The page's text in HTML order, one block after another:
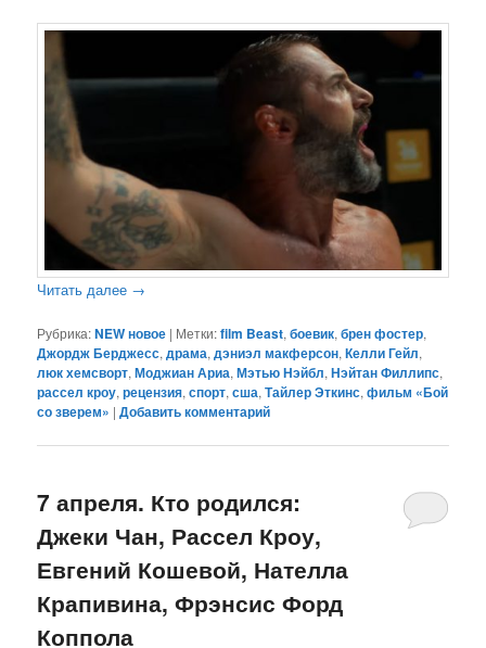
Читать далее →
Рубрика:NEW новое | Метки:film Beast,боевик,брен фостер,
Джордж Берджесс,драма,дэниэл макферсон,Келли Гейл,
люк хемсворт,Моджиан Ариа,Мэтью Нэйбл,Нэйтан Филлипс,
рассел кроу,рецензия,спорт,сша,Тайлер Эткинс,фильм «Бой
со зверем» |Добавить комментарий
7 апреля. Кто родился:
Джеки Чан, Рассел Кроу,
Евгений Кошевой, Нателла
Крапивина, Фрэнсис Форд
Коппола